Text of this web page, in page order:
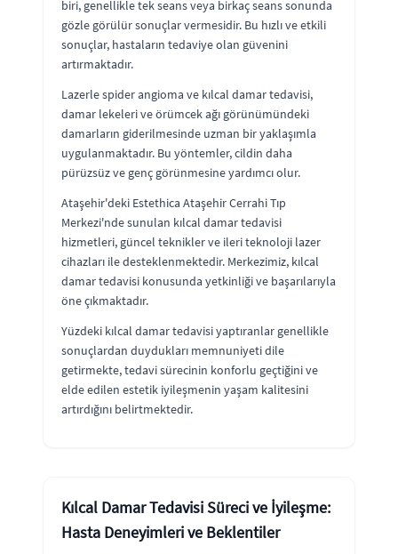
biri, genellikle tek seans veya birkaç seans sonunda
gözle görülür sonuçlar vermesidir. Bu hızlı ve etkili
sonuçlar, hastaların tedaviye olan güvenini
artırmaktadır.
Lazerle spider angioma ve kılcal damar tedavisi,
damar lekeleri ve örümcek ağı görünümündeki
damarların giderilmesinde uzman bir yaklaşımla
uygulanmaktadır. Bu yöntemler, cildin daha
pürüzsüz ve genç görünmesine yardımcı olur.
Ataşehir'deki Estethica Ataşehir Cerrahi Tıp
Merkezi'nde sunulan kılcal damar tedavisi
hizmetleri, güncel teknikler ve ileri teknoloji lazer
cihazları ile desteklenmektedir. Merkezimiz, kılcal
damar tedavisi konusunda yetkinliği ve başarılarıyla
öne çıkmaktadır.
Yüzdeki kılcal damar tedavisi yaptıranlar genellikle
sonuçlardan duydukları memnuniyeti dile
getirmekte, tedavi sürecinin konforlu geçtiğini ve
elde edilen estetik iyileşmenin yaşam kalitesini
artırdığını belirtmektedir.
Kılcal Damar Tedavisi Süreci ve İyileşme:
Hasta Deneyimleri ve Beklentiler